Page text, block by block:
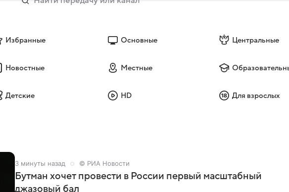
Избранные Основные Центральные
Новостные Местные
Детские HD Для взрослых
3 минуты назад © РИА Новости
Бутман хочет провести в России первый масштабный
джазовый бал